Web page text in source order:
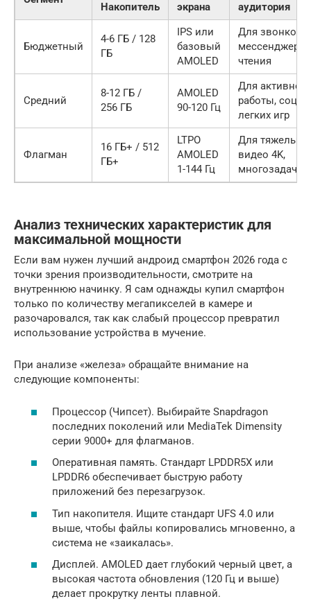
Накопитель экрана аудитория
Бюджетный
4-6 ГБ / 128
ГБ
IPS или
базовый
AMOLED
Для звонков,
чтения
Средний
8-12 ГБ /
256 ГБ
AMOLED
90-120 Гц
Для активной
работы,
легких игр
Флагман
16 ГБ+ / 512
ГБ+
LTPO
AMOLED
1-144 Гц
Для тяжелых
видео 4K,
Анализ технических характеристик для
максимальной мощности
Если вам нужен лучший андроид смартфон 2026 года с
точки зрения производительности, смотрите на
внутреннюю начинку. Я сам однажды купил смартфон
только по количеству мегапикселей в камере и
разочаровался, так как слабый процессор превратил
использование устройства в мучение.
При анализе «железа» обращайте внимание на
следующие компоненты:
Процессор (Чипсет). Выбирайте Snapdragon
последних поколений или MediaTek Dimensity
серии 9000+ для флагманов.
Оперативная память. Стандарт LPDDR5X или
LPDDR6 обеспечивает быструю работу
приложений без перезагрузок.
Тип накопителя. Ищите стандарт UFS 4.0 или
выше, чтобы файлы копировались мгновенно, а
система не «заикалась».
Дисплей. AMOLED дает глубокий черный цвет, а
высокая частота обновления (120 Гц и выше)
делает прокрутку ленты плавной.